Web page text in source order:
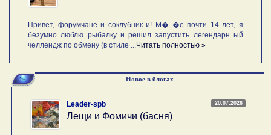
Привет, форумчане и соклубник и! М� �е почти 14 лет, я
безумно люблю рыбалку и решил запустить легендарн ый
челлендж по обмену (в стиле ... Читать полностью »
Новое в блогах
20.07.2026
Leader-spb
Лещи и Фомичи (басня)